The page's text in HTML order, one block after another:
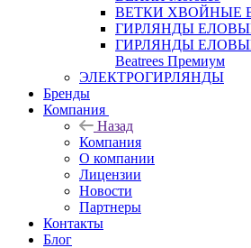
ВЕТКИ ХВОЙНЫЕ
ГИРЛЯНДЫ
ГИРЛЯНДЫ
Beatrees Премиум
ЭЛЕКТРОГИРЛЯНДЫ
Бренды
Компания
Назад
Компания
О компании
Лицензии
Новости
Партнеры
Контакты
Блог